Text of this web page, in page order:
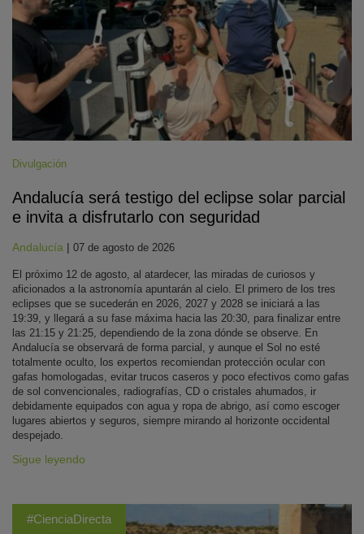
Divulgación
Andalucía será testigo del eclipse solar parcial
e invita a disfrutarlo con seguridad
Andalucía | 07 de agosto de 2026
El próximo 12 de agosto, al atardecer, las miradas de curiosos y
aficionados a la astronomía apuntarán al cielo. El primero de los tres
eclipses que se sucederán en 2026, 2027 y 2028 se iniciará a las
19:39, y llegará a su fase máxima hacia las 20:30, para finalizar entre
las 21:15 y 21:25, dependiendo de la zona dónde se observe. En
Andalucía se observará de forma parcial, y aunque el Sol no esté
totalmente oculto, los expertos recomiendan protección ocular con
gafas homologadas, evitar trucos caseros y poco efectivos como gafas
de sol convencionales, radiografías, CD o cristales ahumados, ir
debidamente equipados con agua y ropa de abrigo, así como escoger
lugares abiertos y seguros, siempre mirando al horizonte occidental
despejado.
Sigue leyendo
#CienciaDirecta